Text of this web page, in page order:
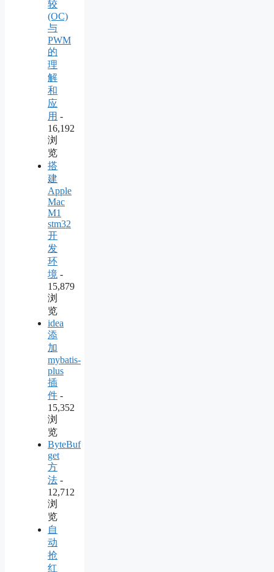
较
(OC)
与
PWM
的
理
解
和
应
用 -
16,192
浏
览
搭
建
Apple
Mac
M1
stm32
开
发
环
境 -
15,879
浏
览
idea
添
加
mybatis-
plus
插
件 -
15,352
浏
览
ByteBuf
get
方
法 -
12,712
浏
览
自
动
抢
红